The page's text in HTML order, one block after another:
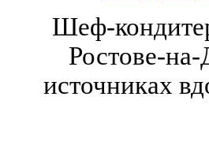
Шеф-
Ростове-на-
источниках